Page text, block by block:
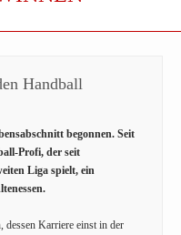
Handball
begonnen. Seit
Profi, der seit
Liga spielt, ein
dessen Karriere einst in der